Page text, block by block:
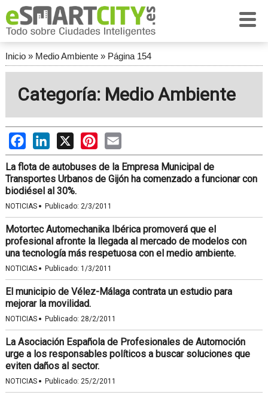
Inicio» Medio Ambiente» Página 154
Categoría: Medio Ambiente
FacebookLinkedIn
X PinterestEmail
La flota de autobuses de la Empresa Municipal de
Transportes Urbanos de Gijón ha comenzado a funcionar con
biodiésel al 30%.
NOTICIAS · Publicado: 2/3/2011
Motortec Automechanika Ibérica promoverá que el
profesional afronte la llegada al mercado de modelos con
una tecnología más respetuosa con el medio ambiente.
NOTICIAS · Publicado: 1/3/2011
El municipio de Vélez-Málaga contrata un estudio para
mejorar la movilidad.
NOTICIAS · Publicado: 28/2/2011
La Asociación Española de Profesionales de Automoción
urge a los responsables políticos a buscar soluciones que
eviten daños al sector.
NOTICIAS · Publicado: 25/2/2011